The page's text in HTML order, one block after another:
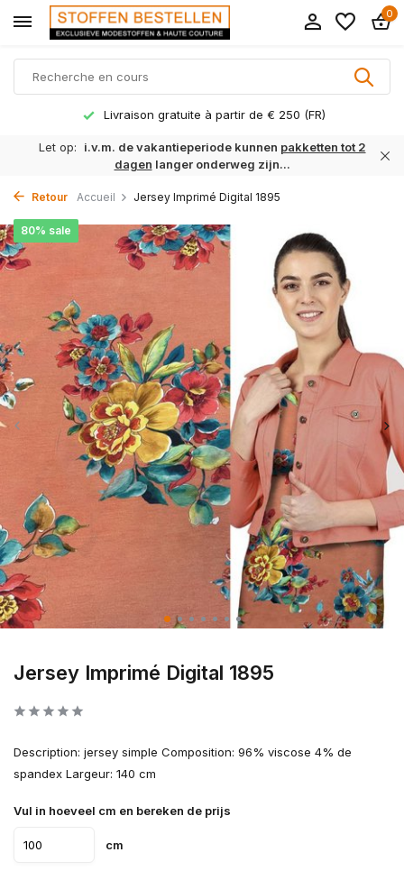
0
Livraison gratuite à partir de € 250 (FR)
Let op: i.v.m. de vakantieperiode kunnen pakketten tot 2
dagen langer onderweg zijn...
Retour Accueil Jersey Imprimé Digital 1895
Jersey Imprimé Digital 1895
80% sale
Description: jersey simple Composition: 96% viscose 4% de
spandex Largeur: 140 cm
Vul in hoeveel cm en bereken de prijs
cm